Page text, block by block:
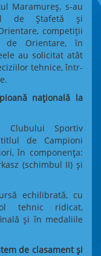
Maramureș, s-au
de Ștafetă și
competiții
de Orientare, în
au solicitat atât
tehnice, într-
națională la
Sportiv
de Campioni
în componența:
(schimbul II) și
echilibrată, cu
tehnic ridicat,
și în medaliile
de clasament și